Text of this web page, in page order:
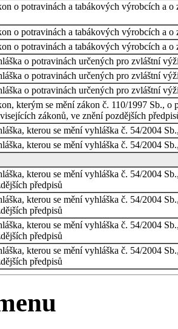
o potravinách a tabákových výrobcích a
o potravinách a tabákových výrobcích a
o potravinách a tabákových výrobcích a
o potravinách určených pro zvláštní
o potravinách určených pro zvláštní
o potravinách určených pro zvláštní
kterým se mění zákon č. 110/1997 Sb.,
zákonů, ve znění pozdějších
kterou se mění vyhláška č. 54/2004
kterou se mění vyhláška č. 54/2004
kterou se mění vyhláška č. 54/2004
předpisů
kterou se mění vyhláška č. 54/2004
předpisů
kterou se mění vyhláška č. 54/2004
předpisů
kterou se mění vyhláška č. 54/2004
předpisů